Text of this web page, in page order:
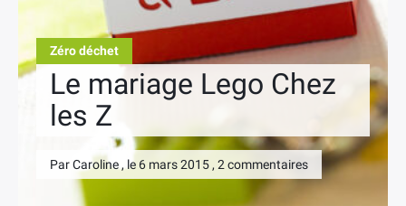
Zéro déchet
Le mariage Lego Chez
les Z
Par Caroline , le 6 mars 2015 , 2 commentaires